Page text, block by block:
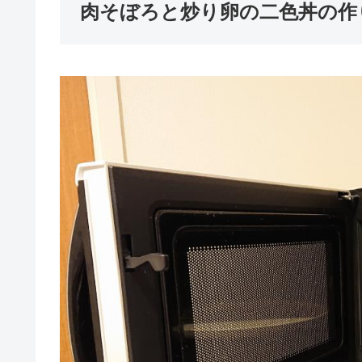
肉そぼろと炒り卵の二色丼の作